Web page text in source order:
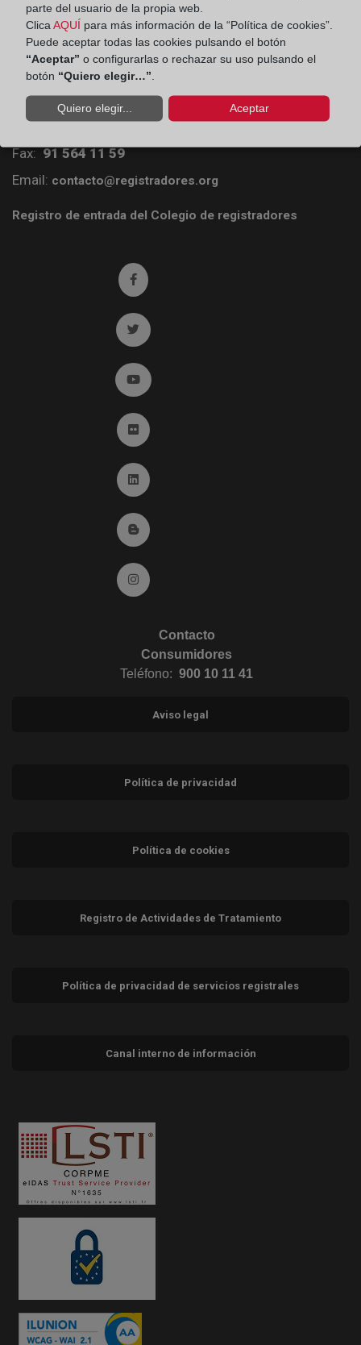
Colegio de Registradores
Príncipe de Vergara 70. 28006 Madrid
Teléfono:91 270 17 96
Fax: 91 564 11 59
Email: contacto@registradores.org
Registro de entrada del Colegio de registradores
Ir a facebook (abre en ventana nueva)
Ir a twitter (abre en ventana nueva)
Ir a YouTube (abre en ventana nueva)
Ir a Flickr (abre en ventana nueva)
Ir a Linkedin (abre en ventana nueva)
Ir al Blog (abre en ventana nueva)
Ir a Instagram (abre en ventana nueva)
Contacto
Consumidores
Teléfono: 900 10 11 41
Aviso legal
Política de privacidad
Política de cookies
Registro de Actividades de Tratamiento
Política de privacidad de servicios registrales
Canal interno de información
parte del usuario de la propia web.
Clica AQUÍ para más información de la “Política de cookies”.
Puede aceptar todas las cookies pulsando el botón
“Aceptar” o configurarlas o rechazar su uso pulsando el
botón “Quiero elegir…”
Quiero elegir... Aceptar